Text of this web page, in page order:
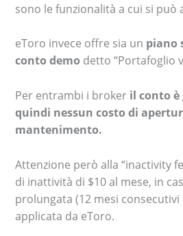
sono le funzionalità a cui si può
eToro invece offre sia un piano
conto demo detto “Portafoglio
Per entrambi i broker il conto
quindi nessun costo di
mantenimento.
Attenzione però alla “inactivity
di inattività di $10 al mese, in
prolungata (12 mesi consecutivi
applicata da eToro.